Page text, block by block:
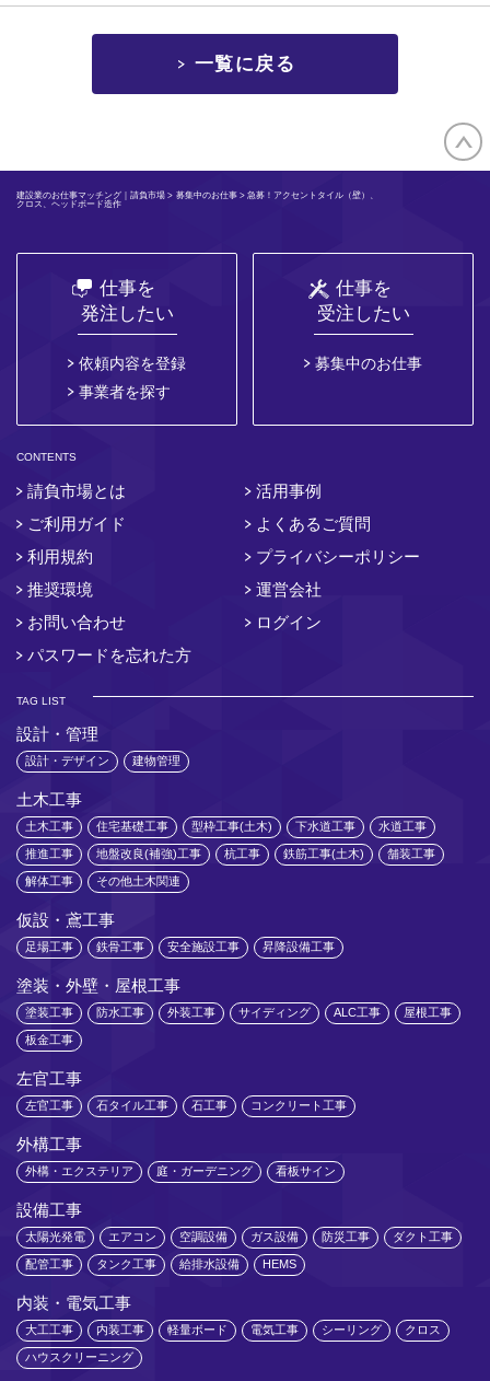
一覧に戻る
建設業のお仕事マッチング｜請負市場 > 募集中のお仕事> 急募！アクセントタイル（壁）、
クロス、ヘッドボード造作
仕事を
発注したい
依頼内容を登録
事業者を探す
仕事を
受注したい
募集中のお仕事
CONTENTS
請負市場とは
活用事例
ご利用ガイド
よくあるご質問
利用規約
プライバシーポリシー
推奨環境
運営会社
お問い合わせ
ログイン
パスワードを忘れた方
TAG LIST
設計・管理
設計・デザイン 建物管理
土木工事
土木工事 住宅基礎工事 型枠工事(土木) 下水道工事 水道工事
推進工事 地盤改良(補強)工事 杭工事 鉄筋工事(土木) 舗装工事
解体工事 その他土木関連
仮設・鳶工事
足場工事 鉄骨工事 安全施設工事 昇降設備工事
塗装・外壁・屋根工事
塗装工事 防水工事 外装工事 サイディング ALC工事 屋根工事
板金工事
左官工事
左官工事 石タイル工事 石工事 コンクリート工事
外構工事
外構・エクステリア 庭・ガーデニング 看板サイン
設備工事
太陽光発電 エアコン 空調設備 ガス設備 防災工事 ダクト工事
配管工事 タンク工事 給排水設備 HEMS
内装・電気工事
大工工事 内装工事 軽量ボード 電気工事 シーリング クロス
ハウスクリーニング